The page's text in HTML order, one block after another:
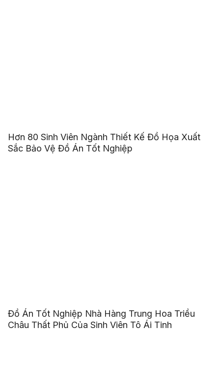
Hơn 80 Sinh Viên Ngành Thiết Kế Đồ Họa Xuất
Sắc Bảo Vệ Đồ Án Tốt Nghiệp
Đồ Án Tốt Nghiệp Nhà Hàng Trung Hoa Triều
Châu Thất Phủ Của Sinh Viên Tô Ái Tinh